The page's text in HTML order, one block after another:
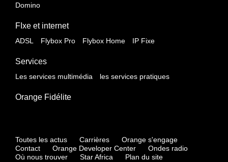
Domino
FIxe et internet
ADSL Flybox Pro Flybox Home IP Fixe
Services
Les services multimédia les services pratiques
Orange Fidélite
Toutes les actus Carrières
Orange s'engage
Contact
Orange Developer Center
Ondes radio
Où nous trouver
Star Africa
Plan du site